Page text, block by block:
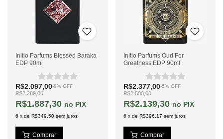
Initio Parfums Blessed Baraka
EDP 90ml
R$2.097,00-8% OFF
R$2.289,00
R$1.887,30 PIX
6 x de R$349,50 sem juros
Initio Parfums Oud For
Greatness EDP 90ml
R$2.377,00-5% OFF
R$2.500,00
R$2.139,30 PIX
6 x de R$396,17 sem juros